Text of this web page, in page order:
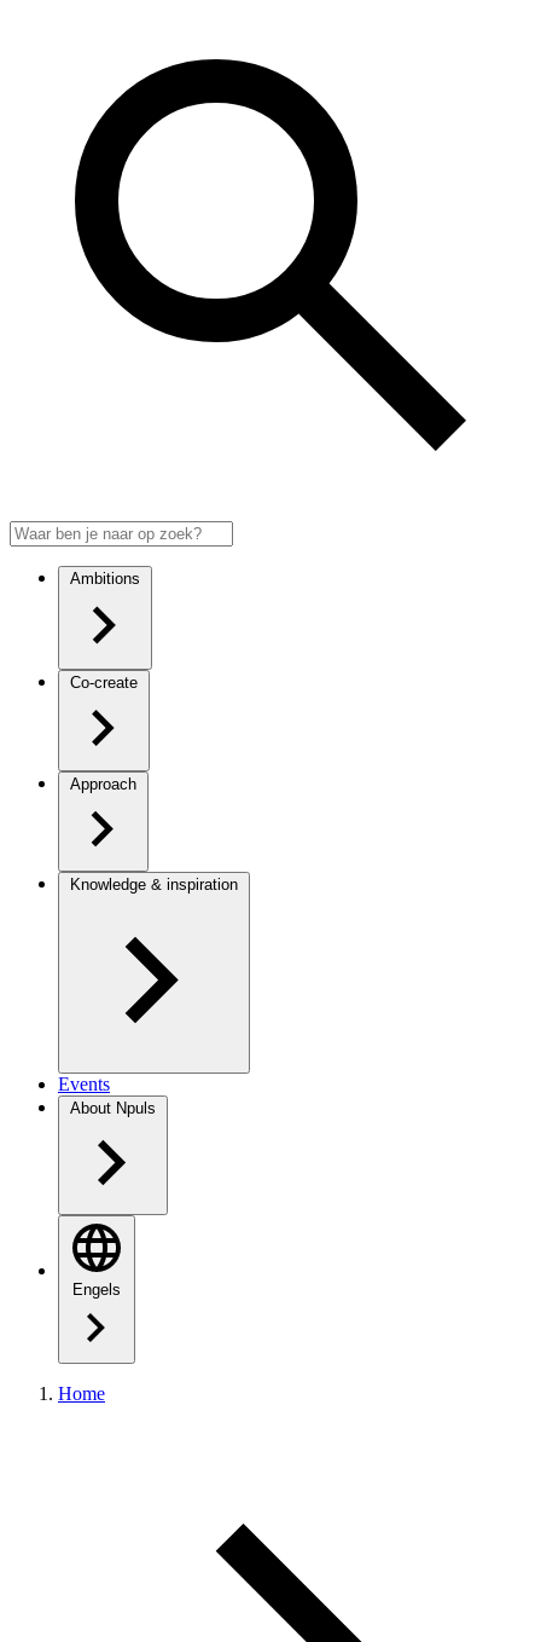
Ambitions
Co-create
Approach
Knowledge & inspiration
Events
About Npuls
Engels
Home